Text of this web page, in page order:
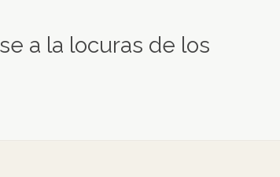
a la locuras de los